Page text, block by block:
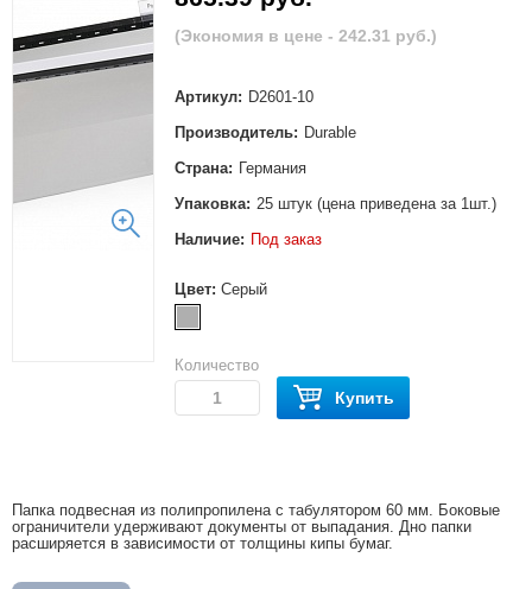
(Экономия в цене - 242.31 руб.)
Артикул: D2601-10
Производитель: Durable
Страна: Германия
Упаковка: 25 штук (цена приведена за 1шт.)
Наличие: Под заказ
Цвет: Серый
Количество
Купить
Папка подвесная из полипропилена с табулятором 60 мм. Боковые
ограничители удерживают документы от выпадания. Дно папки
расширяется в зависимости от толщины кипы бумаг.